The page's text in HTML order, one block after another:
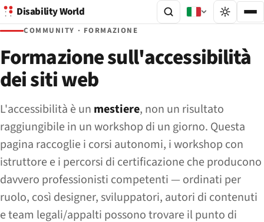
Disability World
COMMUNITY · FORMAZIONE
Formazione sull'accessibilità
dei siti web
L'accessibilità è un mestiere, non un risultato
raggiungibile in un workshop di un giorno. Questa
pagina raccoglie i corsi autonomi, i workshop con
istruttore e i percorsi di certificazione che producono
davvero professionisti competenti — ordinati per
ruolo, così designer, sviluppatori, autori di contenuti
e team legali/appalti possono trovare il punto di